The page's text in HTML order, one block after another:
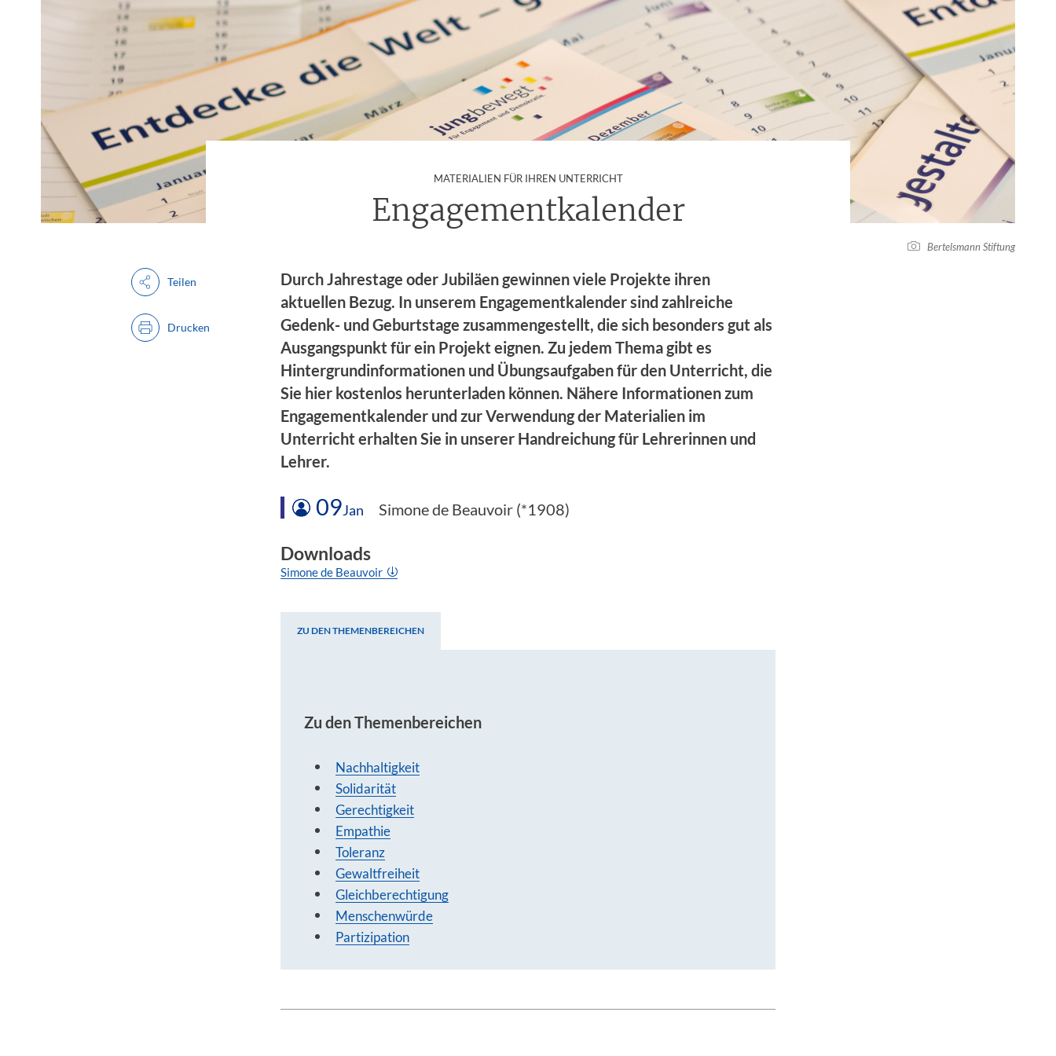
Bertelsmann Stiftung
MATERIALIEN FÜR IHREN UNTERRICHT:
Engagementkalender
Durch Jahrestage oder Jubiläen gewinnen viele Projekte ihren
aktuellen Bezug. In unserem Engagementkalender sind zahlreiche
Gedenk- und Geburtstage zusammengestellt, die sich besonders gut als
Ausgangspunkt für ein Projekt eignen. Zu jedem Thema gibt es
Hintergrundinformationen und Übungsaufgaben für den Unterricht, die
Sie hier kostenlos herunterladen können. Nähere Informationen zum
Engagementkalender und zur Verwendung der Materialien im
Unterricht erhalten Sie in unserer Handreichung für Lehrerinnen und
Lehrer.
Teilen
Drucken
09Jan Simone de Beauvoir (*1908)
Downloads
Simone de Beauvoir
ZU DEN THEMENBEREICHEN
Zu den Themenbereichen
Nachhaltigkeit
Solidarität
Gerechtigkeit
Empathie
Toleranz
Gewaltfreiheit
Gleichberechtigung
Menschenwürde
Partizipation